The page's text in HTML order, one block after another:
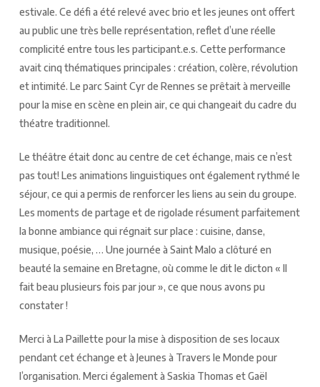
estivale. Ce défi a été relevé avec brio et les jeunes ont offert
au public une très belle représentation, reflet d’une réelle
complicité entre tous les participant.e.s. Cette performance
avait cinq thématiques principales : création, colère, révolution
et intimité. Le parc Saint Cyr de Rennes se prêtait à merveille
pour la mise en scène en plein air, ce qui changeait du cadre du
théatre traditionnel.
Le théâtre était donc au centre de cet échange, mais ce n’est
pas tout! Les animations linguistiques ont également rythmé le
séjour, ce qui a permis de renforcer les liens au sein du groupe.
Les moments de partage et de rigolade résument parfaitement
la bonne ambiance qui régnait sur place : cuisine, danse,
musique, poésie, … Une journée à Saint Malo a clôturé en
beauté la semaine en Bretagne, où comme le dit le dicton « Il
fait beau plusieurs fois par jour », ce que nous avons pu
constater !
Merci à La Paillette pour la mise à disposition de ses locaux
pendant cet échange et à Jeunes à Travers le Monde pour
l’organisation. Merci également à Saskia Thomas et Gaël